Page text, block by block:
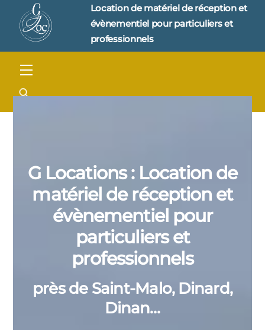
content
Location de matériel de réception et
évènementiel pour particuliers et
professionnels
Menu
G Locations : Location de
matériel de réception et
évènementiel pour
particuliers et
professionnels
près de Saint-Malo, Dinard,
Dinan…